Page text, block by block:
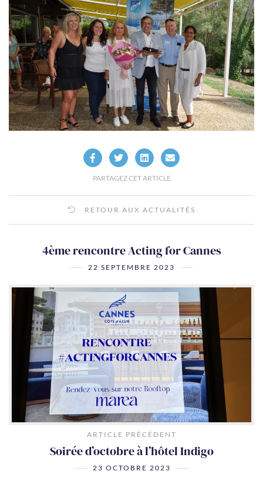
PARTAGEZ CET ARTICLE
RETOUR AUX ACTUALITÉS
4ème rencontre Acting for Cannes
22 SEPTEMBRE 2023
ARTICLE PRÉCÉDENT
Soirée d’octobre à l’hôtel Indigo
23 OCTOBRE 2023